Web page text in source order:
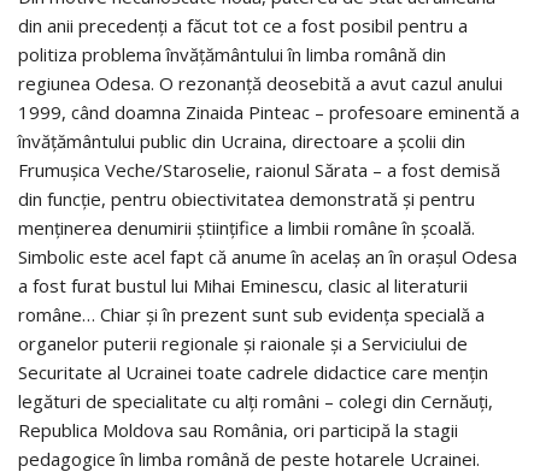
din anii precedenţi a făcut tot ce a fost posibil pentru a
politiza problema învăţământului în limba română din
regiunea Odesa. O rezonanţă deosebită a avut cazul anului
1999, când doamna Zinaida Pinteac – profesoare eminentă a
învăţământului public din Ucraina, directoare a şcolii din
Frumuşica Veche/Staroselie, raionul Sărata – a fost demisă
din funcţie, pentru obiectivitatea demonstrată şi pentru
menţinerea denumirii ştiinţifice a limbii române în şcoală.
Simbolic este acel fapt că anume în acelaş an în oraşul Odesa
a fost furat bustul lui Mihai Eminescu, clasic al literaturii
române… Chiar şi în prezent sunt sub evidenţa specială a
organelor puterii regionale şi raionale şi a Serviciului de
Securitate al Ucrainei toate cadrele didactice care menţin
legături de specialitate cu alţi români – colegi din Cernăuţi,
Republica Moldova sau România, ori participă la stagii
pedagogice în limba română de peste hotarele Ucrainei.